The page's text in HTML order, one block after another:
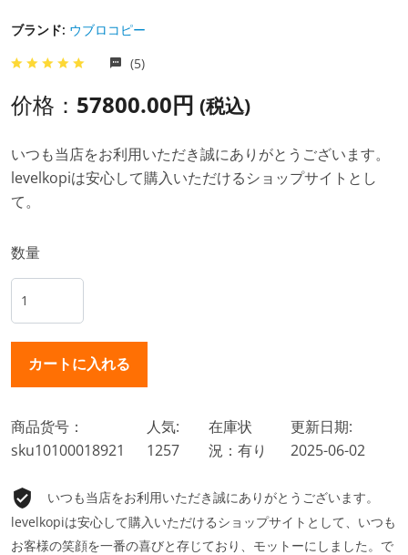
ブランド: ウブロコピー
(5)
价格： 57800.00円 (税込)
いつも当店をお利用いただき誠にありがとうございます。
levelkopiは安心して購入いただけるショップサイトとし
て。
数量
商品货号：
sku10100018921
人気:
1257
在庫状
況：有り
更新日期:
2025-06-02
いつも当店をお利用いただき誠にありがとうございます。
levelkopiは安心して購入いただけるショップサイトとして、いつも
お客様の笑顔を一番の喜びと存じており、モットーにしました。で